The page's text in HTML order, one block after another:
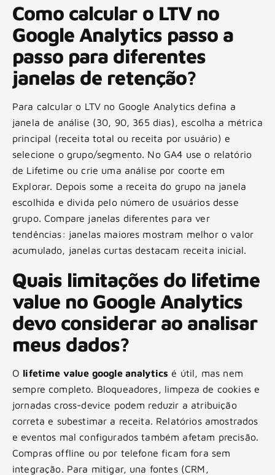
Como calcular o LTV no
Google Analytics passo a
passo para diferentes
janelas de retenção?
Para calcular o LTV no Google Analytics defina a
janela de análise (30, 90, 365 dias), escolha a métrica
principal (receita total ou receita por usuário) e
selecione o grupo/segmento. No GA4 use o relatório
de Lifetime ou crie uma análise por coorte em
Explorar. Depois some a receita do grupo na janela
escolhida e divida pelo número de usuários desse
grupo. Compare janelas diferentes para ver
tendências: janelas maiores mostram melhor o valor
acumulado, janelas curtas destacam receita inicial.
Quais limitações do lifetime
value no Google Analytics
devo considerar ao analisar
meus dados?
O lifetime value google analytics é útil, mas nem
sempre completo. Bloqueadores, limpeza de cookies e
jornadas cross-device podem reduzir a atribuição
correta e subestimar a receita. Relatórios amostrados
e eventos mal configurados também afetam precisão.
Compras offline ou por telefone ficam fora sem
integração. Para mitigar, una fontes (CRM,